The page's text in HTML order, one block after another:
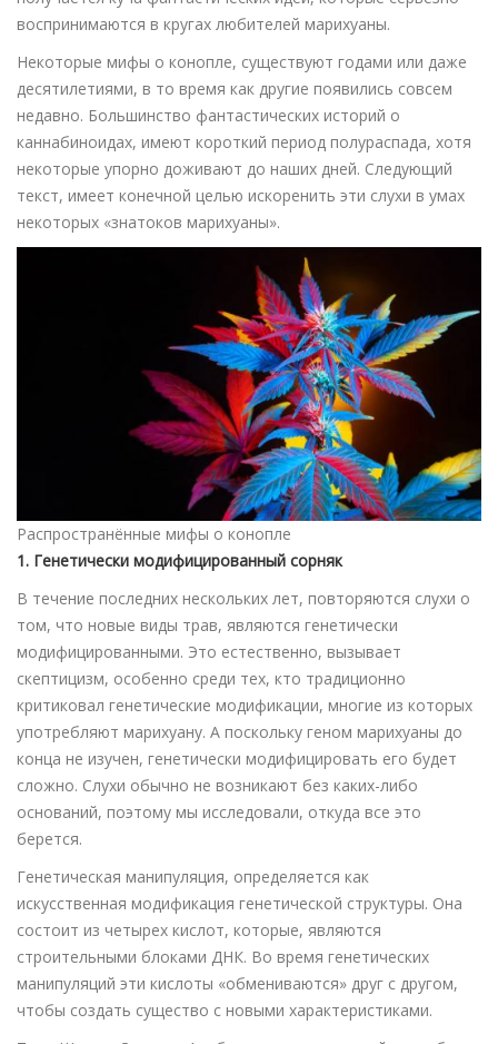
воспринимаются в кругах любителей марихуаны.
Некоторые мифы о конопле, существуют годами или даже
десятилетиями, в то время как другие появились совсем
недавно. Большинство фантастических историй о
каннабиноидах, имеют короткий период полураспада, хотя
некоторые упорно доживают до наших дней. Следующий
текст, имеет конечной целью искоренить эти слухи в умах
некоторых «знатоков марихуаны».
Распространённые мифы о конопле
1. Генетически модифицированный сорняк
В течение последних нескольких лет, повторяются слухи о
том, что новые виды трав, являются генетически
модифицированными. Это естественно, вызывает
скептицизм, особенно среди тех, кто традиционно
критиковал генетические модификации, многие из которых
употребляют марихуану. А поскольку геном марихуаны до
конца не изучен, генетически модифицировать его будет
сложно. Слухи обычно не возникают без каких-либо
оснований, поэтому мы исследовали, откуда все это
берется.
Генетическая манипуляция, определяется как
искусственная модификация генетической структуры. Она
состоит из четырех кислот, которые, являются
строительными блоками ДНК. Во время генетических
манипуляций эти кислоты «обмениваются» друг с другом,
чтобы создать существо с новыми характеристиками.